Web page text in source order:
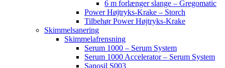
6 m forlænger slange – Gregomatic
Power Højtryks-Krake – Storch
Tilbehør Power Højtryks-Krake
Skimmelsanering
Skimmelafrensning
Serum 1000 – Serum System
Serum 1000 Accelerator – Serum System
Sanosil S003